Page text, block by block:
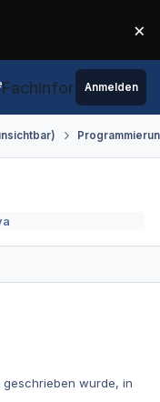
×
Fachinformatiker.de
Anmelden
geschrieben wurde, in